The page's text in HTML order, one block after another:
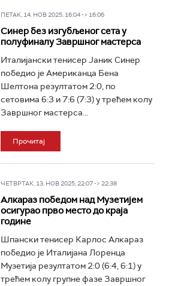
ПЕТАК, 14. НОВ 2025, 16:04 -> 16:06
Синер без изгубљеног сета у
полуфиналу Завршног мастерса
Италијански тенисер Јаник Синер
победио је Американца Бена
Шелтона резултатом 2:0, по
сетовима 6:3 и 7:6 (7:3) у трећем колу
Завршног мастерса...
Прочитај
ЧЕТВРТАК, 13. НОВ 2025, 22:07 -> 22:38
Алкараз победом над Музетијем
осигурао прво место до краја
године
Шпански тенисер Карлос Алкараз
победио је Италијана Лоренца
Музетија резултатом 2:0 (6:4, 6:1) у
трећем колу групне фазе Завршног